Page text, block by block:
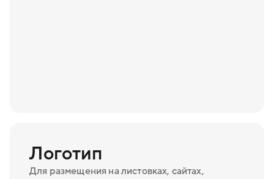
Логотип
Для размещения на листовках, сайтах,